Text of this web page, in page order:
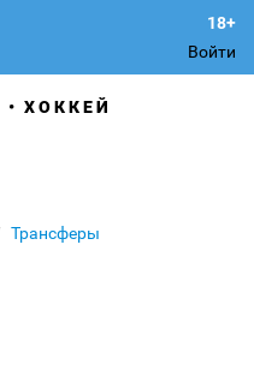
Войти
ХОККЕЙ
Трансферы